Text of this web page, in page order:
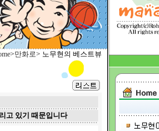
>만화로> 노무현의 베스트뷰
고 있기 때문입니다